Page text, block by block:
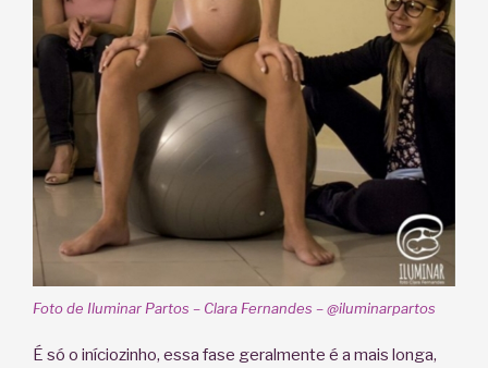
Foto de Iluminar Partos – Clara Fernandes – @iluminarpartos
É só o iníciozinho, essa fase geralmente é a mais longa,